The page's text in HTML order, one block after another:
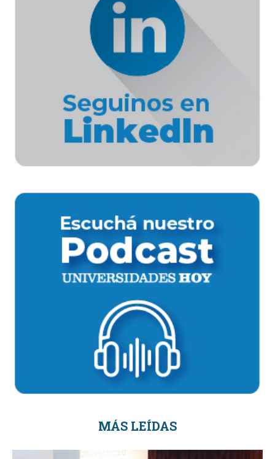
MÁS LEÍDAS